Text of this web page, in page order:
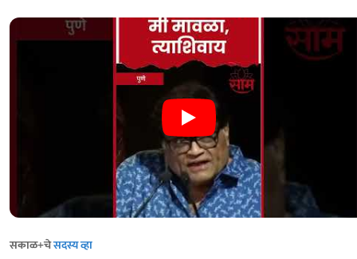
सकाळ+चेसदस्य व्हा